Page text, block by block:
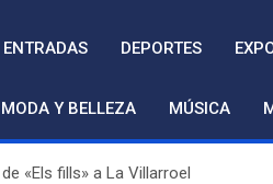
DEPORTES
MODA Y BELLEZA MÚSICA
«Els fills» a La Villarroel